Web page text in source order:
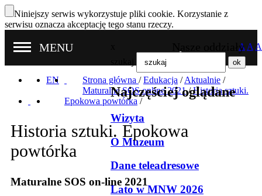
Niniejszy serwis wykorzystuje pliki cookie. Korzystanie z
serwisu oznacza akceptację tego stanu rzeczy.
Nasze oddziały
MENU
Najczęściej oglądane
Wizyta
O Muzeum
Dane teleadresowe
Lato w MNW 2026
A A A
EN Strona główna / Edukacja /Aktualnie /
Maturalne SOS online 2021/Historia sztuki.
Epokowa powtórka /
Historia sztuki. Epokowa
powtórka
Maturalne SOS on-line 2021